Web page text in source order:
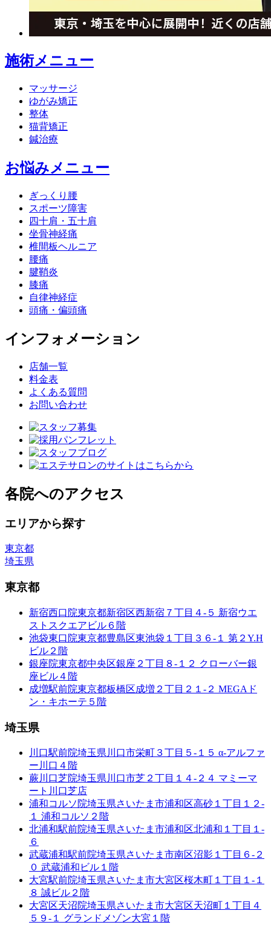
施術メニュー
マッサージ
ゆがみ矯正
整体
猫背矯正
鍼治療
お悩みメニュー
ぎっくり腰
スポーツ障害
四十肩・五十肩
坐骨神経痛
椎間板ヘルニア
腰痛
腱鞘炎
膝痛
自律神経症
頭痛・偏頭痛
インフォメーション
店舗一覧
料金表
よくある質問
お問い合わせ
各院へのアクセス
エリアから探す
東京都
埼玉県
東京都
新宿西口院東京都新宿区西新宿７丁目４-５ 新宿ウエ
ストスクエアビル６階
池袋東口院東京都豊島区東池袋１丁目３６-１ 第２Y.H
ビル２階
銀座院東京都中央区銀座２丁目８-１２ クローバー銀
座ビル４階
成増駅前院東京都板橋区成増２丁目２１-２ MEGAド
ン・キホーテ５階
埼玉県
川口駅前院埼玉県川口市栄町３丁目５-１５ α-アルファ
ー川口４階
蕨川口芝院埼玉県川口市芝２丁目１４-２４ マミーマ
ート川口芝店
浦和コルソ院埼玉県さいたま市浦和区高砂１丁目１２-
１ 浦和コルソ２階
北浦和駅前院埼玉県さいたま市浦和区北浦和１丁目１-
６
武蔵浦和駅前院埼玉県さいたま市南区沼影１丁目６-２
０ 武蔵浦和ビル１階
大宮駅前院埼玉県さいたま市大宮区桜木町１丁目１-１
８ 誠ビル２階
大宮区天沼院埼玉県さいたま市大宮区天沼町１丁目４
５９-１ グランドメゾン大宮１階